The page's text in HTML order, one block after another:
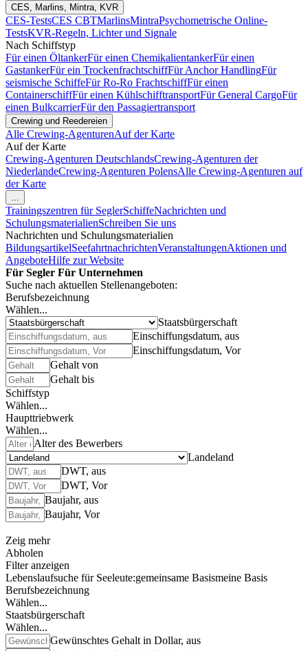
CES, Marlins, Mintra, KVR
CES-TestsCES CBTMarlinsMintraPsychometrische Online-
TestsKVR-Regeln, Lichter und Signale
Nach Schiffstyp
Für einen ÖltankerFür einen ChemikalientankerFür einen
GastankerFür ein TrockenfrachtschiffFür Anchor HandlingFür
seismische SchiffeFür Ro-Ro FrachtschiffFür einen
ContainerschiffFür einen KühlschifftransportFür General CargoFür
einen BulkcarrierFür den Passagiertransport
Crewing und Reedereien
Alle Crewing-AgenturenAuf der Karte
Auf der Karte
Crewing-Agenturen DeutschlandsCrewing-Agenturen der
NiederlandeCrewing-Agenturen PolensAlle Crewing-Agenturen auf
der Karte
...
Trainingszentren für SeglerSchiffeNachrichten und
SchulungsmaterialienSchreiben Sie uns
Nachrichten und Schulungsmaterialien
BildungsartikelSeefahrtnachrichtenVeranstaltungenAktionen und
AngeboteHilfe zur Website
Für Segler Für Unternehmen
Suche nach aktuellen Stellenangeboten:
Berufsbezeichnung
Wählen...
Staatsbürgerschaft
Einschiffungsdatum, aus
Einschiffungsdatum, Vor
Gehalt von
Gehalt bis
Schiffstyp
Wählen...
Haupttriebwerk
Wählen...
Alter des Bewerbers
Landeland
DWT, aus
DWT, Vor
Baujahr, aus
Baujahr, Vor
Zeig mehr
Abholen
Filter anzeigen
Lebenslaufsuche für Seeleute:gemeinsame Basismeine Basis
Berufsbezeichnung
Wählen...
Staatsbürgerschaft
Wählen...
Gewünschtes Gehalt in Dollar, aus